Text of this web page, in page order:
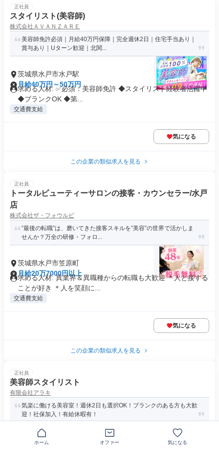
正社員
スタイリスト(美容師)
株式会社ＡＶＡＮＺＡＲＥ
美容師免許必須｜月給40万円保障｜完全週休2日｜住宅手当あり｜
賞与あり｜Uターン歓迎｜北関...
茨城県水戸市水戸駅
月給40万円～50万円
求める人材: ✅必須：美容師免許 ◆スタイリスト経験者活躍中
◆ブランクOK ◆第...
交通費支給
気になる
この企業の類似求人を見る
正社員
トータルビューティーサロンの接客・カウンセラー/水戸
店
株式会社ザ・フォウルビ
”最後の転職”は、磨いてきた接客スキルを”美容”の世界で活かしま
せんか？万全の研修・フォロ...
茨城県水戸市笠原町
月給20万7000円以上
求める人材: 異業界＆異職種からの転職も大歓迎 ＊人と接する
ことが好き ＊人を笑顔に...
交通費支給
気になる
この企業の類似求人を見る
正社員
美容師スタイリスト
有限会社アラキ
気楽に働ける美容室！週休2日も選択OK！ブランクのある方も大歓
迎！社保加入！有給休暇有！
茨城県水戸市上水戸
ホーム オファー 気になる